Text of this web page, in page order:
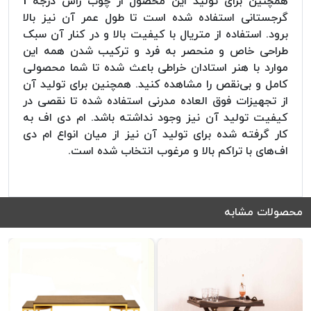
گرجستانی استفاده شده است تا طول عمر آن نیز بالا
برود. استفاده از متریال با کیفیت بالا و در کنار آن سبک
طراحی خاص و منحصر به فرد و ترکیب شدن همه این
موارد با هنر استادان خراطی باعث شده تا شما محصولی
کامل و بی‌نقص را مشاهده کنید. همچنین برای تولید آن
از تجهیزات فوق العاده مدرنی استفاده شده تا نقصی در
کیفیت تولید آن نیز وجود نداشته باشد. ام دی اف به
کار گرفته شده برای تولید آن نیز از میان انواع ام دی
اف‌های با تراکم بالا و مرغوب انتخاب شده است.
محصولات مشابه